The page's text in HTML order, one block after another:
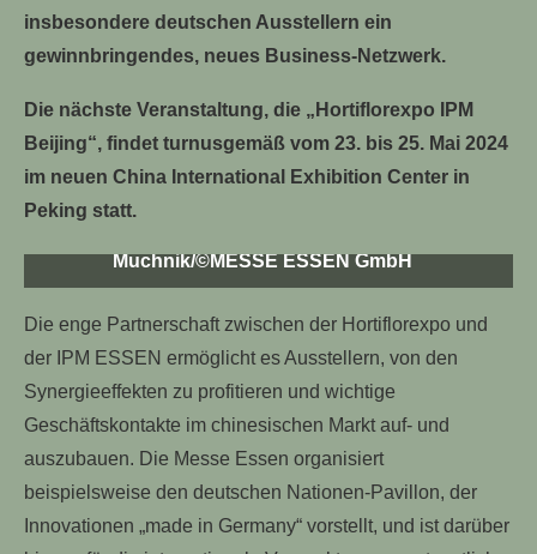
insbesondere deutschen Ausstellern ein
gewinnbringendes, neues Business-Netzwerk.
Die nächste Veranstaltung, die „Hortiflorexpo IPM
Beijing“, findet turnusgemäß vom 23. bis 25. Mai 2024
im neuen China International Exhibition Center in
Peking statt.
Zusammenarbeit fand während der 40. IPM ESSEN
der Hortflorexpo die Vize-Generalsekretärin der
China Flower Association Xuemei Liu und Oliver P.
Kuhrt, Geschäftsführer der Messe Essen, den
Muchnik/©MESSE ESSEN GmbH
Die enge Partnerschaft zwischen der Hortiflorexpo und
der IPM ESSEN ermöglicht es Ausstellern, von den
Synergieeffekten zu profitieren und wichtige
Geschäftskontakte im chinesischen Markt auf- und
auszubauen. Die Messe Essen organisiert
beispielsweise den deutschen Nationen-Pavillon, der
Innovationen „made in Germany“ vorstellt, und ist darüber